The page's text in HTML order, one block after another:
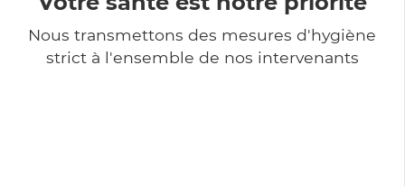
Nous transmettons des mesures d'hygiène
strict à l'ensemble de nos intervenants